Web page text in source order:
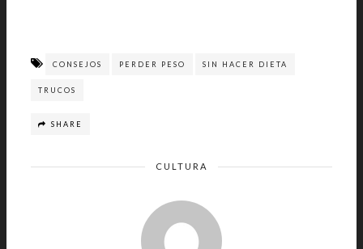
CONSEJOS PERDER PESO SIN HACER DIETA
TRUCOS
SHARE
CULTURA